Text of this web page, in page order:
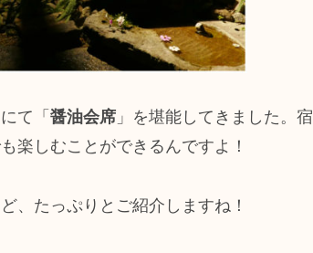
て「 醤油会席 」を堪能してきました。宿
楽しむことができるんですよ！
、たっぷりとご紹介しますね！